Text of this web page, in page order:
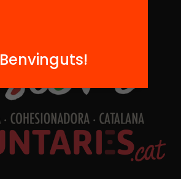
Benvinguts!